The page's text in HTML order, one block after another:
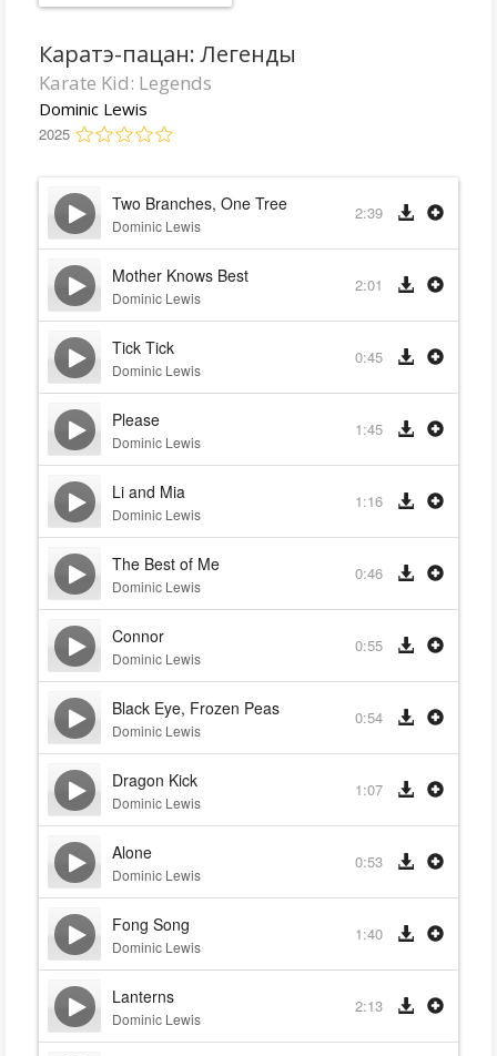
Каратэ-пацан: Легенды
Karate Kid: Legends
Dominic Lewis
2025
Two Branches, One Tree
Dominic Lewis
2:39
Mother Knows Best
Dominic Lewis
2:01
Tick Tick
Dominic Lewis
0:45
Please
Dominic Lewis
1:45
Li and Mia
Dominic Lewis
1:16
The Best of Me
Dominic Lewis
0:46
Connor
Dominic Lewis
0:55
Black Eye, Frozen Peas
Dominic Lewis
0:54
Dragon Kick
Dominic Lewis
1:07
Alone
Dominic Lewis
0:53
Fong Song
Dominic Lewis
1:40
Lanterns
Dominic Lewis
2:13